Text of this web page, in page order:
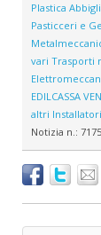
Plastica
Pasticceri e
vari Trasporti
EDILCASSA
altri Installatori
Notizia n.: 7175